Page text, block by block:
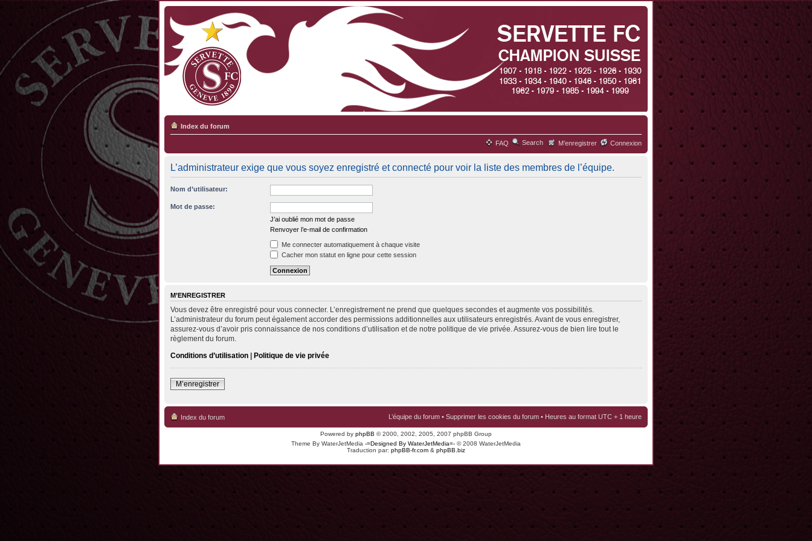
Index du forum
FAQ Search M’enregistrer Connexion
L’administrateur exige que vous soyez enregistré et connecté pour voir la liste des membres de l’équipe.
Nom d’utilisateur:
Mot de passe:
J’ai oublié mon mot de passe
Renvoyer l’e-mail de confirmation
Me connecter automatiquement à chaque visite
Cacher mon statut en ligne pour cette session
M’ENREGISTRER
Vous devez être enregistré pour vous connecter. L’enregistrement ne prend que quelques secondes et augmente vos possibilités.
L’administrateur du forum peut également accorder des permissions additionnelles aux utilisateurs enregistrés. Avant de vous enregistrer,
assurez-vous d’avoir pris connaissance de nos conditions d’utilisation et de notre politique de vie privée. Assurez-vous de bien lire tout le
règlement du forum.
Conditions d’utilisation | Politique de vie privée
M’enregistrer
Index du forum L’équipe du forum • Supprimer les cookies du forum • Heures au format UTC + 1 heure
Powered by phpBB © 2000, 2002, 2005, 2007 phpBB Group
Theme By WaterJetMedia -=Designed By WaterJetMedia=- © 2008 WaterJetMedia
Traduction par: phpBB-fr.com & phpBB.biz